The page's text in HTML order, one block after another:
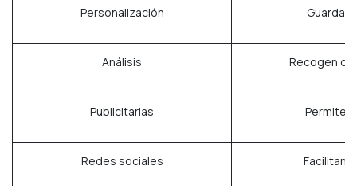
Personalización Guardan
Análisis Recogen
Publicitarias Permiten
Redes sociales Facilitan